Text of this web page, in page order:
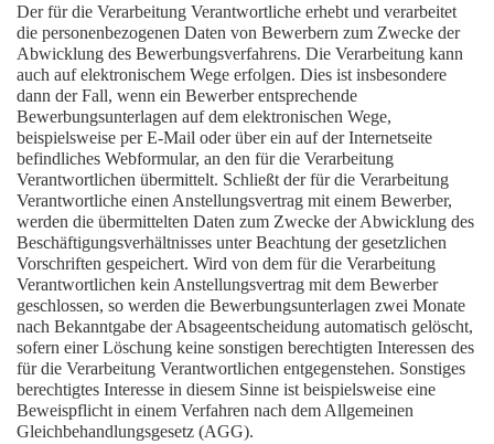
Der für die Verarbeitung Verantwortliche erhebt und verarbeitet
die personenbezogenen Daten von Bewerbern zum Zwecke der
Abwicklung des Bewerbungsverfahrens. Die Verarbeitung kann
auch auf elektronischem Wege erfolgen. Dies ist insbesondere
dann der Fall, wenn ein Bewerber entsprechende
Bewerbungsunterlagen auf dem elektronischen Wege,
beispielsweise per E-Mail oder über ein auf der Internetseite
befindliches Webformular, an den für die Verarbeitung
Verantwortlichen übermittelt. Schließt der für die Verarbeitung
Verantwortliche einen Anstellungsvertrag mit einem Bewerber,
werden die übermittelten Daten zum Zwecke der Abwicklung des
Beschäftigungsverhältnisses unter Beachtung der gesetzlichen
Vorschriften gespeichert. Wird von dem für die Verarbeitung
Verantwortlichen kein Anstellungsvertrag mit dem Bewerber
geschlossen, so werden die Bewerbungsunterlagen zwei Monate
nach Bekanntgabe der Absageentscheidung automatisch gelöscht,
sofern einer Löschung keine sonstigen berechtigten Interessen des
für die Verarbeitung Verantwortlichen entgegenstehen. Sonstiges
berechtigtes Interesse in diesem Sinne ist beispielsweise eine
Beweispflicht in einem Verfahren nach dem Allgemeinen
Gleichbehandlungsgesetz (AGG).